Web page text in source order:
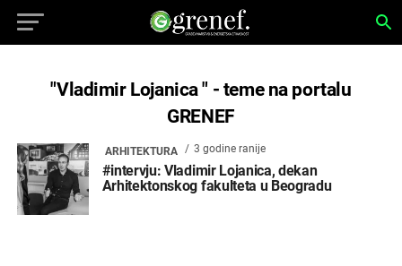
"Vladimir Lojanica " - teme na portalu
GRENEF
ARHITEKTURA 3 godine ranije
#intervju: Vladimir Lojanica, dekan
Arhitektonskog fakulteta u Beogradu